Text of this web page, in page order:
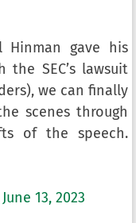
Hinman gave his
SEC’s lawsuit
we can finally
scenes through
of the speech.
June 13, 2023